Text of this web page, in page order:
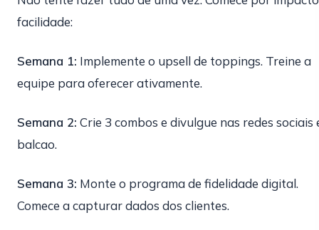
facilidade:
Semana 1: Implemente o upsell de toppings. Treine a
equipe para oferecer ativamente.
Semana 2: Crie 3 combos e divulgue nas redes sociais
balcao.
Semana 3: Monte o programa de fidelidade digital.
Comece a capturar dados dos clientes.